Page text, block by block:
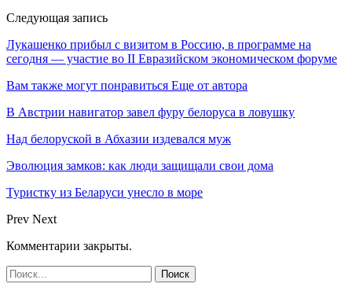
Следующая запись
Лукашенко прибыл с визитом в Россию, в программе на
сегодня — участие во II Евразийском экономическом форуме
Вам также могут понравиться Еще от автора
В Австрии навигатор завел фуру белоруса в ловушку
Над белоруской в Абхазии издевался муж
Эволюция замков: как люди защищали свои дома
Туристку из Беларуси унесло в море
Prev Next
Комментарии закрыты.